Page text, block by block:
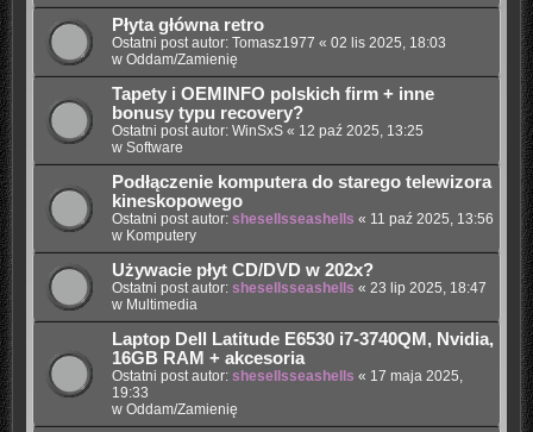
Płyta główna retro
Ostatni post autor: Tomasz1977 « 02 lis 2025, 18:03
w Oddam/Zamienię
Tapety i OEMINFO polskich firm + inne
bonusy typu recovery?
Ostatni post autor: WinSxS« 12 paź 2025, 13:25
w Software
Podłączenie komputera do starego telewizora
kineskopowego
Ostatni post autor: shesellsseashells « 11 paź 2025, 13:56
w Komputery
Używacie płyt CD/DVD w 202x?
Ostatni post autor: shesellsseashells « 23 lip 2025, 18:47
w Multimedia
Laptop Dell Latitude E6530 i7-3740QM, Nvidia,
16GB RAM + akcesoria
Ostatni post autor: shesellsseashells « 17 maja 2025,
19:33
w Oddam/Zamienię